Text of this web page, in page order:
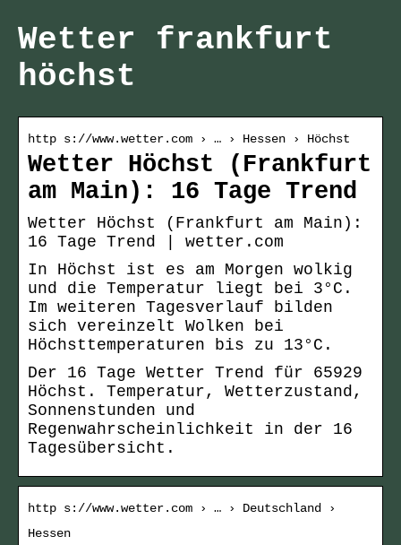
Wetter frankfurt
höchst
http s://www.wetter.com › … › Hessen › Höchst
Wetter Höchst (Frankfurt
am Main): 16 Tage Trend
Wetter Höchst (Frankfurt am Main):
16 Tage Trend | wetter.com
In Höchst ist es am Morgen wolkig
und die Temperatur liegt bei 3°C.
Im weiteren Tagesverlauf bilden
sich vereinzelt Wolken bei
Höchsttemperaturen bis zu 13°C.
Der 16 Tage Wetter Trend für 65929
Höchst. Temperatur, Wetterzustand,
Sonnenstunden und
Regenwahrscheinlichkeit in der 16
Tagesübersicht.
http s://www.wetter.com › … › Deutschland ›
Hessen